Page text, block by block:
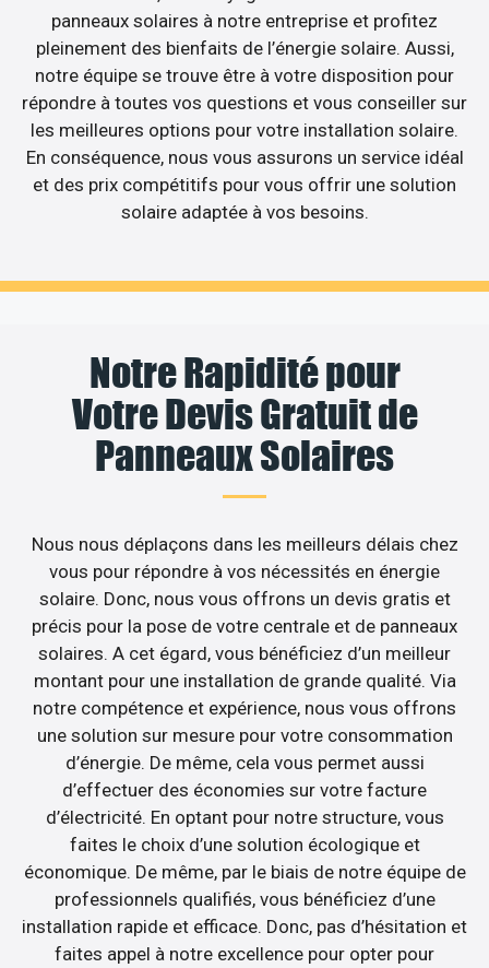
panneaux solaires à notre entreprise et profitez
pleinement des bienfaits de l’énergie solaire. Aussi,
notre équipe se trouve être à votre disposition pour
répondre à toutes vos questions et vous conseiller sur
les meilleures options pour votre installation solaire.
En conséquence, nous vous assurons un service idéal
et des prix compétitifs pour vous offrir une solution
solaire adaptée à vos besoins.
Notre Rapidité pour
Votre Devis Gratuit de
Panneaux Solaires
Nous nous déplaçons dans les meilleurs délais chez
vous pour répondre à vos nécessités en énergie
solaire. Donc, nous vous offrons un devis gratis et
précis pour la pose de votre centrale et de panneaux
solaires. A cet égard, vous bénéficiez d’un meilleur
montant pour une installation de grande qualité. Via
notre compétence et expérience, nous vous offrons
une solution sur mesure pour votre consommation
d’énergie. De même, cela vous permet aussi
d’effectuer des économies sur votre facture
d’électricité. En optant pour notre structure, vous
faites le choix d’une solution écologique et
économique. De même, par le biais de notre équipe de
professionnels qualifiés, vous bénéficiez d’une
installation rapide et efficace. Donc, pas d’hésitation et
faites appel à notre excellence pour opter pour